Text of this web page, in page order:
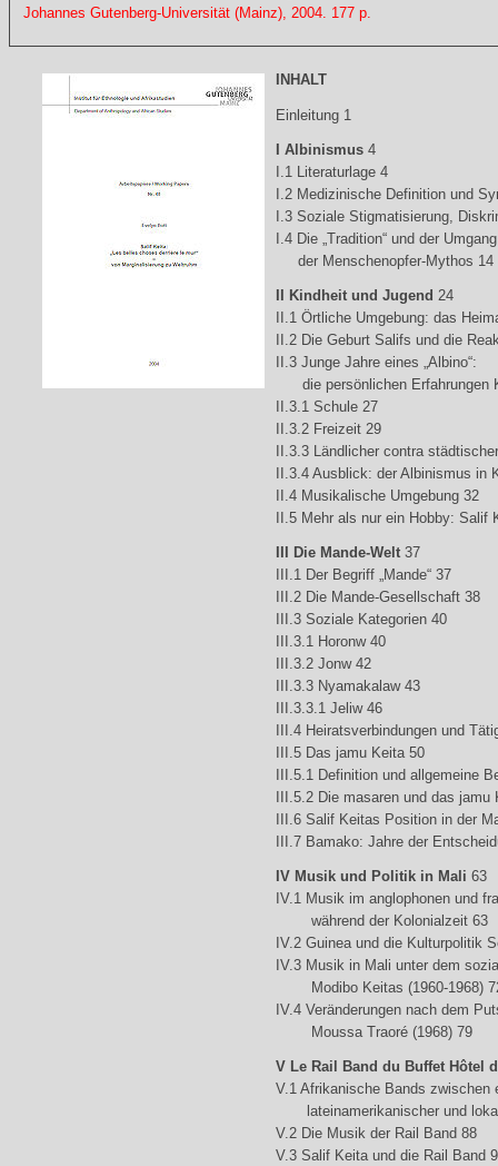
Johannes Gutenberg-Universität (Mainz), 2004. 177 p.
INHALT
Einleitung 1
I Albinismus4
I.1 Literaturlage 4
I.2 Medizinische Definition und
I.3 Soziale Stigmatisierung,
I.4 Die „Tradition“ und der
der Menschenopfer-Mythos 14
II Kindheit und Jugend 24
II.1 Örtliche Umgebung: das
II.2 Die Geburt Salifs und die
II.3 Junge Jahre eines „Albino“:
die persönlichen Erfahrungen
II.3.1 Schule 27
II.3.2 Freizeit 29
II.3.3 Ländlicher contra
II.3.4 Ausblick: der Albinismus in
II.4 Musikalische Umgebung 32
II.5 Mehr als nur ein Hobby: Salif
III Die Mande-Welt37
III.1 Der Begriff „Mande“ 37
III.2 Die Mande-Gesellschaft 38
III.3 Soziale Kategorien 40
III.3.1 Horonw 40
III.3.2 Jonw 42
III.3.3 Nyamakalaw 43
III.3.3.1 Jeliw 46
III.4 Heiratsverbindungen und
III.5 Das jamu Keita 50
III.5.1 Definition und allgemeine
III.5.2 Die masaren und das jamu
III.6 Salif Keitas Position in der
III.7 Bamako: Jahre der
IV Musik und Politik in Mali 63
IV.1 Musik im anglophonen und
während der Kolonialzeit 63
IV.2 Guinea und die Kulturpolitik
IV.3 Musik in Mali unter dem
Modibo Keitas (1960-1968)
IV.4 Veränderungen nach dem
Moussa Traoré (1968) 79
V Le Rail Band du Buffet Hôtel
V.1 Afrikanische Bands zwischen
lateinamerikanischer und
V.2 Die Musik der Rail Band 88
V.3 Salif Keita und die Rail Band